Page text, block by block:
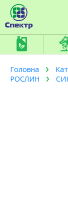
Головна
РОСЛИН